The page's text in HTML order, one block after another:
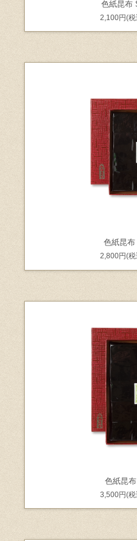
色紙昆布
2,100円(
色紙昆
2,800円(
色紙昆
3,500円(